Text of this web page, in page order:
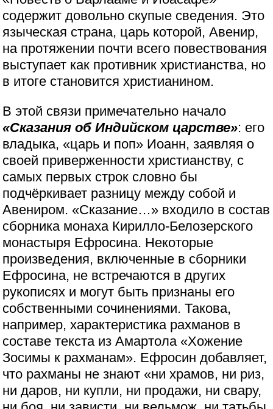
содержит довольно скупые сведения. Это
языческая страна, царь которой, Авенир,
на протяжении почти всего повествования
выступает как противник христианства, но
в итоге становится христианином.
В этой связи примечательно начало
«Сказания об Индийском царстве»: его
владыка, «царь и поп» Иоанн, заявляя о
своей приверженности христианству, с
самых первых строк словно бы
подчёркивает разницу между собой и
Авениром. «Сказание…» входило в состав
сборника монаха Кирилло-Белозерского
монастыря Ефросина. Некоторые
произведения, включенные в сборники
Ефросина, не встречаются в других
рукописях и могут быть признаны его
собственными сочинениями. Такова,
например, характеристика рахманов в
составе текста из Амартола «Хожение
Зосимы к рахманам». Ефросин добавляет,
что рахманы не знают «ни храмов, ни риз,
ни даров, ни купли, ни продажи, ни свару,